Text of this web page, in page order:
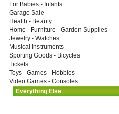
For Babies - Infants
Garage Sale
Health - Beauty
Home - Furniture - Garden Supplies
Jewelry - Watches
Musical Instruments
Sporting Goods - Bicycles
Tickets
Toys - Games - Hobbies
Video Games - Consoles
Everything Else